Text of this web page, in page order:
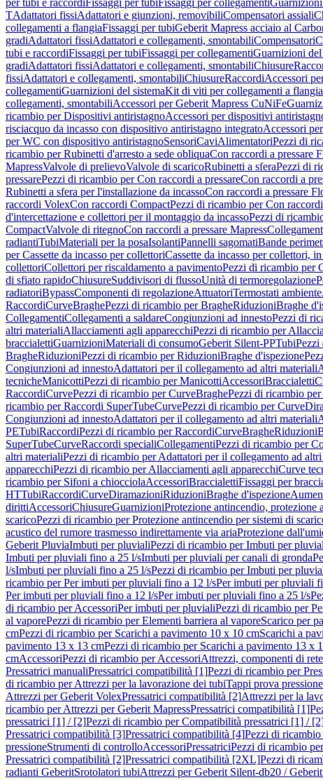
per tubi e raccordiFissaggi per tubiFissaggi per collegamentiGuarnizioni
TAdattatori fissiAdattatori e giunzioni, removibiliCompensatori assiali
collegamenti a flangiaFissaggi per tubiGeberit Mapress acciaio al
gradiAdattatori fissiAdattatori e collegamenti, smontabiliCompensatori
tubi e raccordiFissaggi per tubiFissaggi per collegamentiGuarnizioni del
gradiAdattatori fissiAdattatori e collegamenti, smontabiliChiusure
fissiAdattatori e collegamenti, smontabiliChiusureRaccordiAccessori
collegamentiGuarnizioni del sistemaKit di viti per collegamenti a flangia
collegamenti, smontabiliAccessori per Geberit Mapress CuNiFe
ricambio per Dispositivi antiristagnoAccessori per dispositivi
risciacquo da incasso con dispositivo antiristagno integratoAccessori
per WC con dispositivo antiristagnoSensoriCaviAlimentatoriPezzi di
ricambio per Rubinetti d'arresto a sede obliquaCon raccordi a pressare
MapressValvole di prelievoValvole di scaricoRubinetti a sferaPezzi di
pressarePezzi di ricambio per Con raccordi a pressareCon raccordi a
Rubinetti a sfera per l'installazione da incassoCon raccordi a pressare
raccordi VolexCon raccordi CompactPezzi di ricambio per Con
d'intercettazione e collettori per il montaggio da incassoPezzi di
CompactValvole di ritegnoCon raccordi a pressare Mapress
radiantiTubiMateriali per la posaIsolantiPannelli sagomatiBande
per Cassette da incasso per collettoriCassette da incasso per collettori,
collettoriCollettori per riscaldamento a pavimentoPezzi di ricambio per
di sfiato rapidoChiusureSuddivisori di flussoUnità di termoregolazione
radiatoriBypassComponenti di regolazioneAttuatoriTermostati ambiente
RaccordiCurveBraghePezzi di ricambio per BragheRiduzioniBraghe
CollegamentiCollegamenti a saldareCongiunzioni ad innestoPezzi di
altri materialiAllacciamenti agli apparecchiPezzi di ricambio per
braccialettiGuarnizioniMateriali di consumoGeberit Silent-PPTubiPezzi
BragheRiduzioniPezzi di ricambio per RiduzioniBraghe d'ispezione
Congiunzioni ad innestoAdattatori per il collegamento ad altri materiali
tecnicheManicottiPezzi di ricambio per ManicottiAccessoriBraccialetti
RaccordiCurvePezzi di ricambio per CurveBraghePezzi di ricambio
ricambio per Raccordi SuperTubeCurvePezzi di ricambio per Curve
Congiunzioni ad innestoAdattatori per il collegamento ad altri materiali
PETubiRaccordiPezzi di ricambio per RaccordiCurveBragheRiduzioni
SuperTubeCurveRaccordi specialiCollegamentiPezzi di ricambio per
altri materialiPezzi di ricambio per Adattatori per il collegamento ad
apparecchiPezzi di ricambio per Allacciamenti agli apparecchiCurve
ricambio per Sifoni a chiocciolaAccessoriBraccialettiFissaggi per
HTTubiRaccordiCurveDiramazioniRiduzioniBraghe d'ispezione
dirittiAccessoriChiusureGuarnizioniProtezione antincendio, protezione
scaricoPezzi di ricambio per Protezione antincendio per sistemi di
acustico del rumore trasmesso indirettamente via ariaProtezione
Geberit PluviaImbuti per pluvialiPezzi di ricambio per Imbuti per
Imbuti per pluviali fino a 25 l/sImbuti per pluviali per canali di gronda
l/sImbuti per pluviali fino a 25 l/sPezzi di ricambio per Imbuti per
ricambio per Per imbuti per pluviali fino a 12 l/sPer imbuti per pluviali
Per imbuti per pluviali fino a 12 l/sPer imbuti per pluviali fino a 25 l/s
di ricambio per AccessoriPer imbuti per pluvialiPezzi di ricambio per
al vaporePezzi di ricambio per Elementi barriera al vaporeScarico per
cmPezzi di ricambio per Scarichi a pavimento 10 x 10 cmScarichi a
pavimento 13 x 13 cmPezzi di ricambio per Scarichi a pavimento 13 x
cmAccessoriPezzi di ricambio per AccessoriAttrezzi, componenti di
Pressatrici manualiPressatrici compatibilità [1]Pezzi di ricambio per
di ricambio per Attrezzi per la lavorazione dei tubiTappi prova pressione
Attrezzi per Geberit VolexPressatrici compatibilità [2]Attrezzi per la
ricambio per Attrezzi per Geberit MapressPressatrici compatibilità [1]
pressatrici [1] / [2]Pezzi di ricambio per Compatibilità pressatrici [1] /
Pressatrici compatibilità [3]Pressatrici compatibilità [4]Pezzi di
pressioneStrumenti di controlloAccessoriPressatriciPezzi di ricambio
Pressatrici compatibilità [2]Pressatrici compatibilità [2XL]Pezzi di
radianti GeberitSrotolatori tubiAttrezzi per Geberit Silent-db20 /